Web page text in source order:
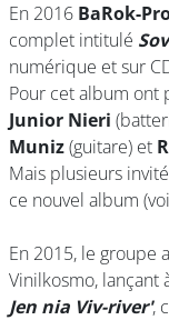
En 2016 BaRok-
complet intitulé
numérique et sur
Pour cet album ont
Junior Nieri
Muniz(guitare) et
Mais plusieurs
ce nouvel album
En 2015, le groupe
Vinilkosmo, lançant
Jen nia Viv-river',